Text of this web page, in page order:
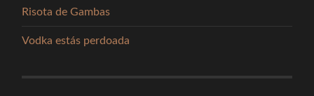
Risota de Gambas
Vodka estás perdoada